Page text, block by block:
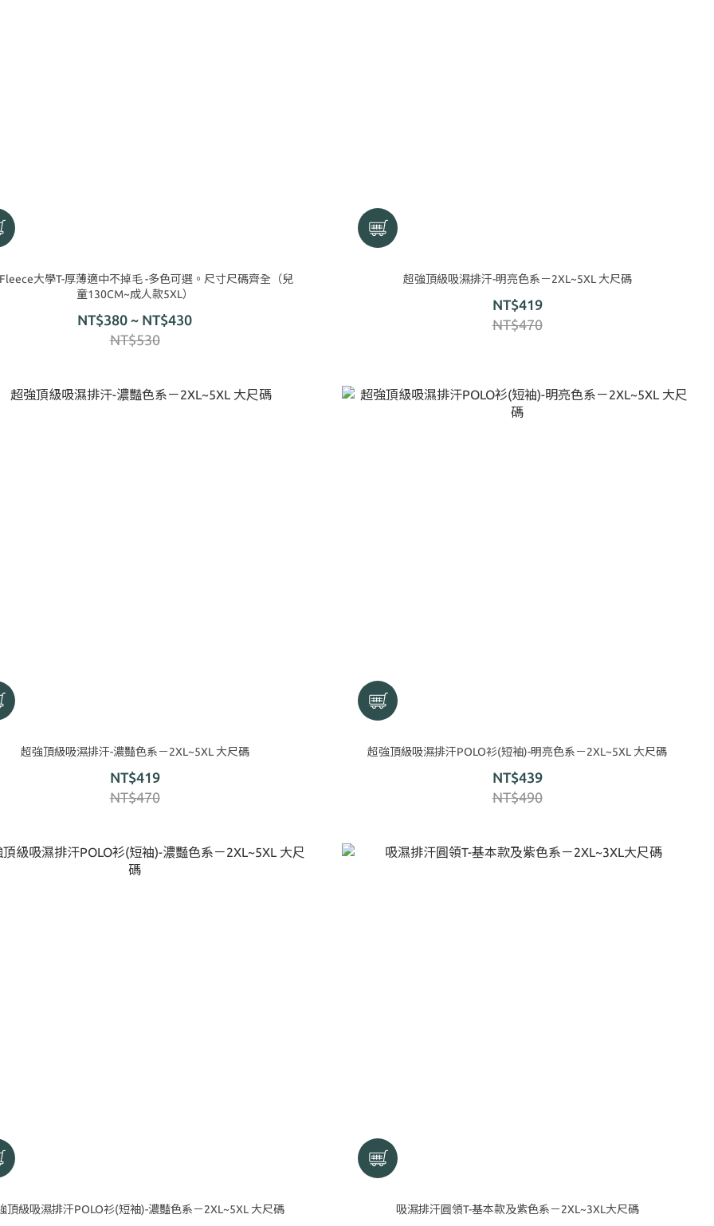
大學T-厚薄適中不掉毛 -多色可選。尺寸尺碼齊全（兒
童130CM~成人款5XL）
NT$380 ~ NT$430
NT$530
超強頂級吸濕排汗-明亮色系－2XL~5XL 大尺碼
NT$419
NT$470
超強頂級吸濕排汗-濃豔色系－2XL~5XL 大尺碼
NT$419
NT$470
超強頂級吸濕排汗POLO衫(短袖)-明亮色系－2XL~5XL 大尺碼
NT$439
NT$490
頂級吸濕排汗POLO衫(短袖)-濃豔色系－2XL~5XL 大尺碼 吸濕排汗圓領T-基本款及紫色系－2XL~3XL大尺碼